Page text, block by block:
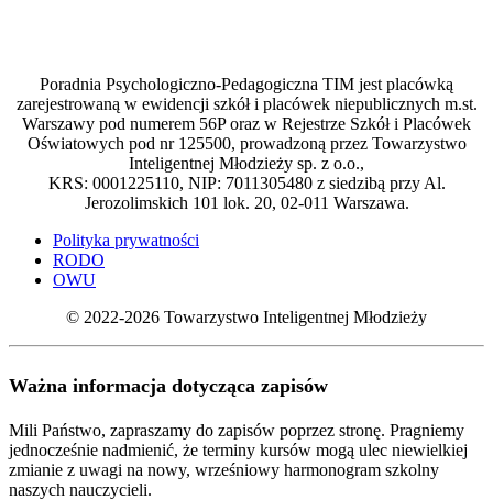
Poradnia Psychologiczno-Pedagogiczna TIM jest placówką
zarejestrowaną w ewidencji szkół i placówek niepublicznych m.st.
Warszawy pod numerem 56P oraz w Rejestrze Szkół i Placówek
Oświatowych pod nr 125500, prowadzoną przez Towarzystwo
Inteligentnej Młodzieży sp. z o.o.,
KRS: 0001225110, NIP: 7011305480 z siedzibą przy Al.
Jerozolimskich 101 lok. 20, 02-011 Warszawa.
Polityka prywatności
RODO
OWU
© 2022-2026 Towarzystwo Inteligentnej Młodzieży
Ważna informacja dotycząca zapisów
Mili Państwo, zapraszamy do zapisów poprzez stronę. Pragniemy
jednocześnie nadmienić, że terminy kursów mogą ulec niewielkiej
zmianie z uwagi na nowy, wrześniowy harmonogram szkolny
naszych nauczycieli.